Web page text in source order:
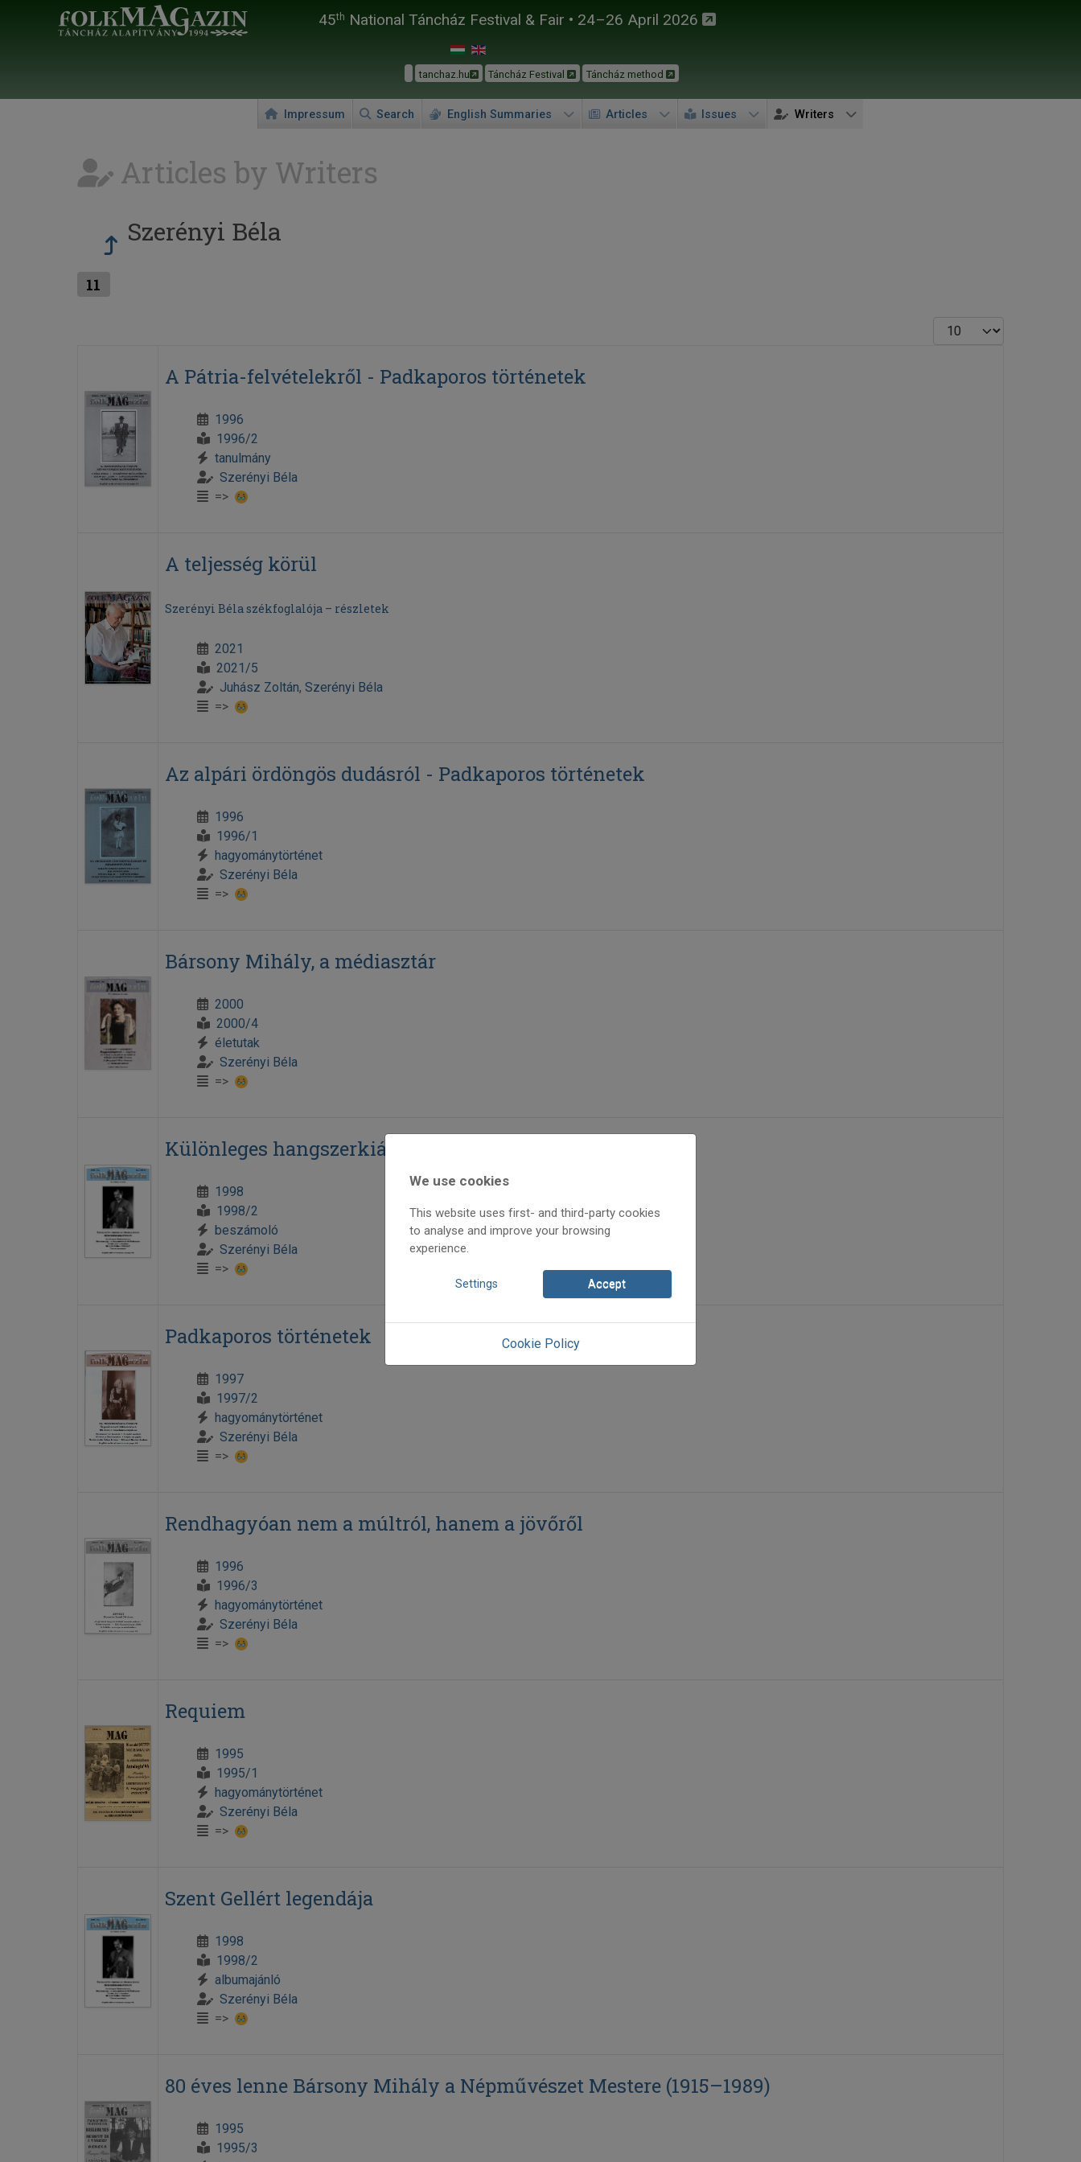
45th National Táncház Festival & Fair • 24–26 April 2026
tanchaz.hu Táncház Festival Táncház method
Impressum Search English Summaries Articles Issues Writers
Articles by Writers
Szerényi Béla
11
Display #
A Pátria-felvételekről - Padkaporos történetek
1996
1996/2
tanulmány
Szerényi Béla
=>
A teljesség körül
Szerényi Béla székfoglalója – részletek
2021
2021/5
Juhász Zoltán, Szerényi Béla
=>
Az alpári ördöngös dudásról - Padkaporos történetek
1996
1996/1
hagyománytörténet
Szerényi Béla
=>
Bársony Mihály, a médiasztár
2000
2000/4
életutak
Szerényi Béla
=>
Különleges hangszerkiállítás Óbudán
1998
1998/2
beszámoló
Szerényi Béla
=>
Padkaporos történetek
1997
1997/2
hagyománytörténet
Szerényi Béla
=>
Rendhagyóan nem a múltról, hanem a jövőről
1996
1996/3
hagyománytörténet
Szerényi Béla
=>
Requiem
1995
1995/1
hagyománytörténet
Szerényi Béla
=>
Szent Gellért legendája
1998
1998/2
albumajánló
Szerényi Béla
=>
80 éves lenne Bársony Mihály a Népművészet Mestere (1915–1989)
1995
1995/3
We use cookies
This website uses first- and third-party cookies
to analyse and improve your browsing
experience.
Settings Accept
Cookie Policy